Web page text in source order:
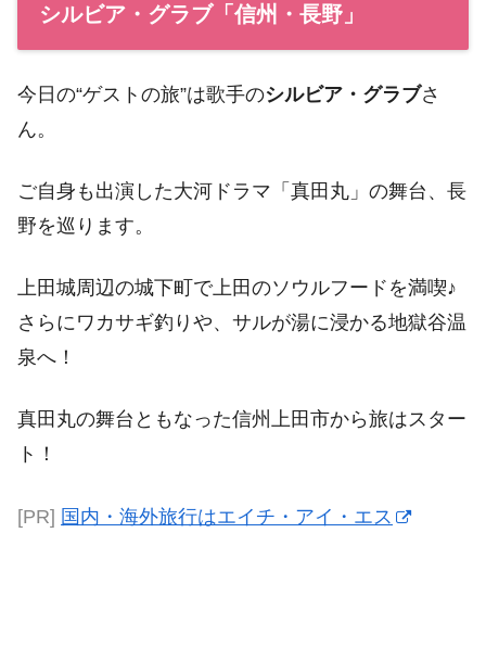
シルビア・グラブ「信州・長野」
今日の“ゲストの旅”は歌手のシルビア・グラブさ
ん。
ご自身も出演した大河ドラマ「真田丸」の舞台、長
野を巡ります。
上田城周辺の城下町で上田のソウルフードを満喫♪
さらにワカサギ釣りや、サルが湯に浸かる地獄谷温
泉へ！
真田丸の舞台ともなった信州上田市から旅はスター
ト！
[PR] 国内・海外旅行はエイチ・アイ・エス